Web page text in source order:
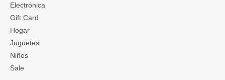
Electrónica
Gift Card
Hogar
Juguetes
Niños
Sale